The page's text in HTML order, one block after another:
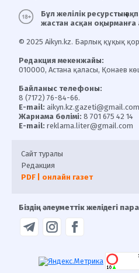
Бұл желілік ресурстың
жастан асқан оқырманға
© 2025 Aikyn.kz. Барлық құқық
Редакция мекенжайы:
010000, Астана қаласы, Қонаев
Байланыс телефоны:
8 (7172) 76-84-66.
E-mail: aikyn.kz.gazeti@gmail.com
Жарнама бөлімі: 8 701 675 42 14
E-mail: reklama.liter@gmail.com
Сайт туралы
Редакция
PDF | онлайн газет
Біздің әлеуметтік желідегі